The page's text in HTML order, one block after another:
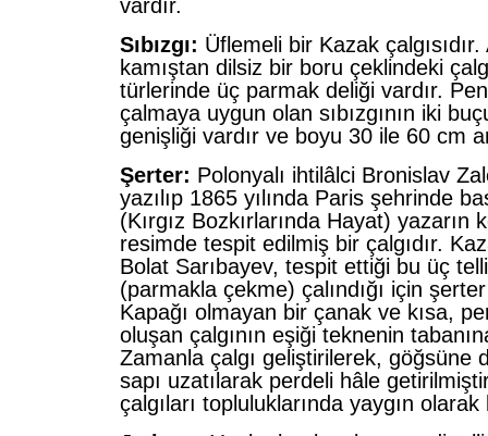
vardır.
Sıbızgı: Üflemeli bir Kazak
kamıştan dilsiz bir boru çeklindeki
türlerinde üç parmak deliği vardır.
çalmaya uygun olan sıbızgının iki
genişliği vardır ve boyu 30 ile 60 cm
Şerter: Polonyalı ihtilâlci Bronislav
yazılıp 1865 yılında Paris şehrinde
(Kırgız Bozkırlarında Hayat) yazarın
resimde tespit edilmiş bir çalgıdır.
Bolat Sarıbayev, tespit ettiği bu üç
(parmakla çekme) çalındığı için
Kapağı olmayan bir çanak ve kısa,
oluşan çalgının eşiği teknenin
Zamanla çalgı geliştirilerek, göğsüne
sapı uzatılarak perdeli hâle
çalgıları topluluklarında yaygın olarak